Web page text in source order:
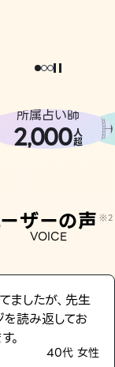
どうせなら
。
所属占い師
2,000人
超
ザーの声 ※2
VOICE
ましたが、先生
読み返してお
。
40代 女性